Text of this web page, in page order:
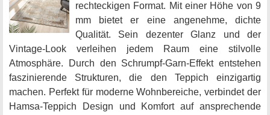
rechteckigen Format. Mit einer Höhe von 9
mm bietet er eine angenehme, dichte
Qualität. Sein dezenter Glanz und der
Vintage-Look verleihen jedem Raum eine stilvolle
Atmosphäre. Durch den Schrumpf-Garn-Effekt entstehen
faszinierende Strukturen, die den Teppich einzigartig
machen. Perfekt für moderne Wohnbereiche, verbindet der
Hamsa-Teppich Design und Komfort auf ansprechende